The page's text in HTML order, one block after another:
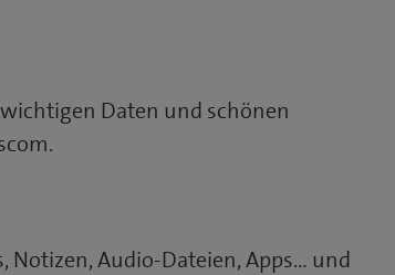
Daten und schönen
Notizen, Audio-Dateien, Apps… und